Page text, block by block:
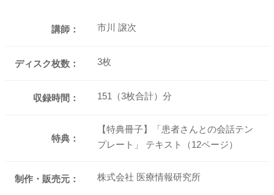
講師： 市川 譲次
ディスク枚数： 3枚
収録時間： 151（3枚合計）分
特典：
【特典冊子】「患者さんとの会話テン
プレート」 テキスト（12ページ）
制作・販売元： 株式会社 医療情報研究所